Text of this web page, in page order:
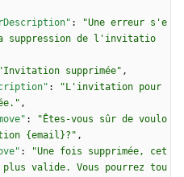
:
"Une erreur s'e
suppression de l'invitatio
"Invitation supprimée" ,
:
"L'invitation pour
,
:
"Êtes-vous sûr de voulo
{email}?" ,
:
"Une fois supprimée, cet
valide. Vous pourrez tou